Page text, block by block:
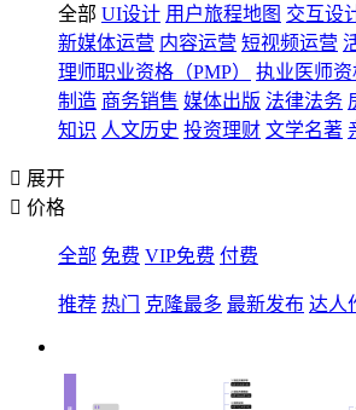
全部 UI设计 用户旅程地图 交互设
新媒体运营 内容运营 短视频运营
理师职业资格（PMP）
执业医师
制造 商务销售 媒体出版 法律法务
知识 人文历史 投资理财 文学名著
 展开
 价格
全部 免费 VIP免费 付费
推荐 热门 克隆最多 最新发布 达人